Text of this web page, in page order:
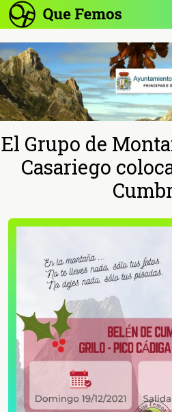
El Grupo de
Casariego